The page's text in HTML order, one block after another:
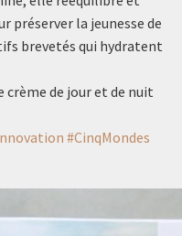
préserver la jeunesse de
brevetés qui hydratent
de jour et de nuit
#CinqMondes